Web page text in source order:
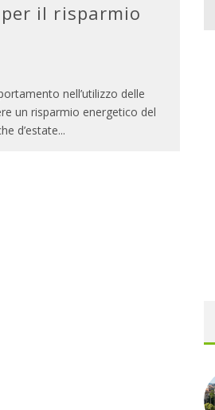
il risparmio
nell’utilizzo delle
un risparmio energetico del
d’estate...